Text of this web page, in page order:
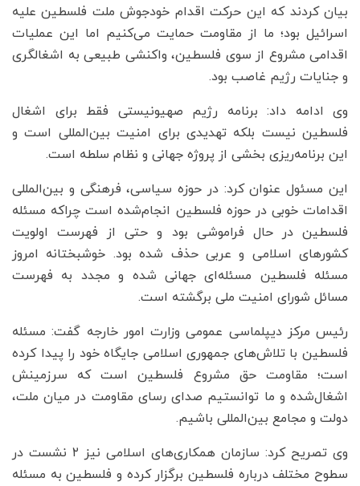
بیان کردند که این حرکت اقدام خودجوش ملت فلسطین علیه
اسرائیل بود؛ ما از مقاومت حمایت می‌کنیم اما این عملیات
اقدامی مشروع از سوی فلسطین، واکنشی طبیعی به اشغالگری
و جنایات رژیم غاصب بود.
وی ادامه داد: برنامه رژیم صهیونیستی فقط برای اشغال
فلسطین نیست بلکه تهدیدی برای امنیت بین‌المللی است و
این برنامه‌ریزی بخشی از پروژه جهانی و نظام سلطه است.
این مسئول عنوان کرد: در حوزه سیاسی، فرهنگی و بین‌المللی
اقدامات خوبی در حوزه فلسطین انجام‌شده است چراکه مسئله
فلسطین در حال فراموشی بود و حتی از فهرست اولویت‌
کشورهای اسلامی و عربی حذف شده بود. خوشبختانه امروز
مسئله فلسطین مسئله‌ای جهانی شده و مجدد به فهرست
مسائل شورای امنیت ملی برگشته است.
رئیس مرکز دیپلماسی عمومی وزارت امور خارجه گفت: مسئله
فلسطین با تلاش‌های جمهوری اسلامی جایگاه خود را پیدا کرده
است؛ مقاومت حق مشروع فلسطین است که سرزمینش
اشغال‌شده و ما توانستیم صدای رسای مقاومت در میان ملت،
دولت و مجامع بین‌المللی باشیم.
وی تصریح کرد: سازمان همکاری‌های اسلامی نیز ۲ نشست در
سطوح مختلف درباره فلسطین برگزار کرده و فلسطین به مسئله